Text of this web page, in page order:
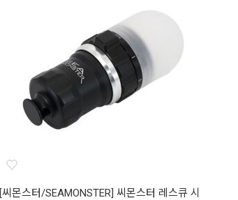
[씨몬스터/SEAMONSTER] 씨몬스터 레스큐 시